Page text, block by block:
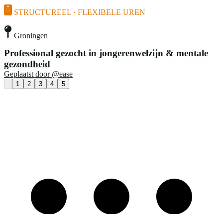
STRUCTUREEL · FLEXIBELE UREN
Groningen
Professional gezocht in jongerenwelzijn & mentale
gezondheid
Geplaatst door @ease
1 2 3 4 5